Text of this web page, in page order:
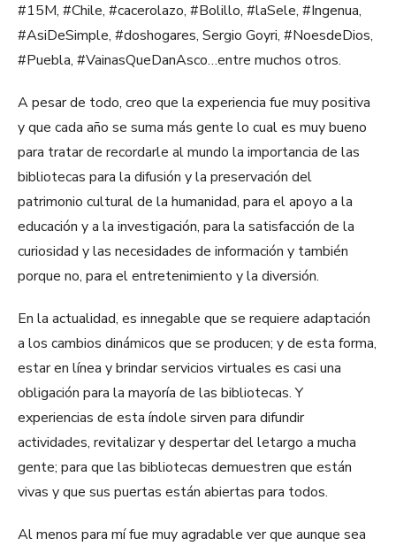
#15M, #Chile, #cacerolazo, #Bolillo, #laSele, #Ingenua,
#AsiDeSimple, #doshogares, Sergio Goyri, #NoesdeDios,
#Puebla, #VainasQueDanAsco…entre muchos otros.
A pesar de todo, creo que la experiencia fue muy positiva
y que cada año se suma más gente lo cual es muy bueno
para tratar de recordarle al mundo la importancia de las
bibliotecas para la difusión y la preservación del
patrimonio cultural de la humanidad, para el apoyo a la
educación y a la investigación, para la satisfacción de la
curiosidad y las necesidades de información y también
porque no, para el entretenimiento y la diversión.
En la actualidad, es innegable que se requiere adaptación
a los cambios dinámicos que se producen; y de esta forma,
estar en línea y brindar servicios virtuales es casi una
obligación para la mayoría de las bibliotecas. Y
experiencias de esta índole sirven para difundir
actividades, revitalizar y despertar del letargo a mucha
gente; para que las bibliotecas demuestren que están
vivas y que sus puertas están abiertas para todos.
Al menos para mí fue muy agradable ver que aunque sea